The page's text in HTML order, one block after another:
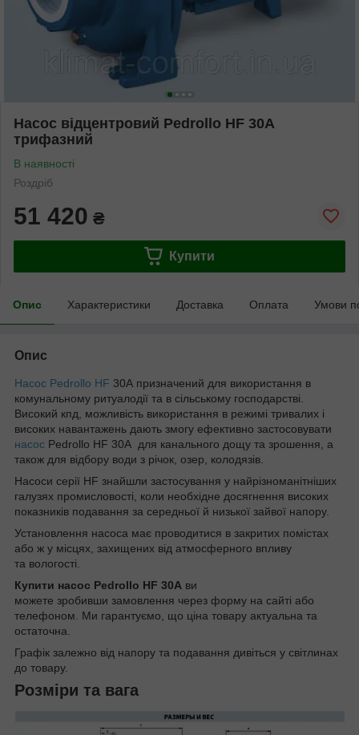
Насос відцентровий Pedrollo HF 30A
трифазний
В наявності
Роздріб
51 420 ₴
Купити
Опис Характеристики Доставка Оплата Умови
Опис
Насос Pedrollo HF 30A призначений для використання в
комунальному ритуалодії та в сільському господарстві.
Високий кпд, можливість використання в режимі тривалих і
високих навантажень дають змогу ефективно застосовувати
насос Pedrollo HF 30A для канального дощу та зрошення, а
також для відбору води з річок, озер, колодязів.
Насоси серії HF знайшли застосування у найрізноманітніших
галузях промисловості, коли необхідне досягнення високих
показників подавання за середньої й низької зайвої напору.
Установлення насоса має проводитися в закритих помістах
або ж у місцях, захищених від атмосферного впливу
та вологості.
Купити насос Pedrollo HF 30A ви
можете зробивши замовлення через форму на сайті або
телефоном. Ми гарантуємо, що ціна товару актуальна та
остаточна.
Графік залежно від напору та подавання дивіться у світлинах
до товару.
Розміри та вага